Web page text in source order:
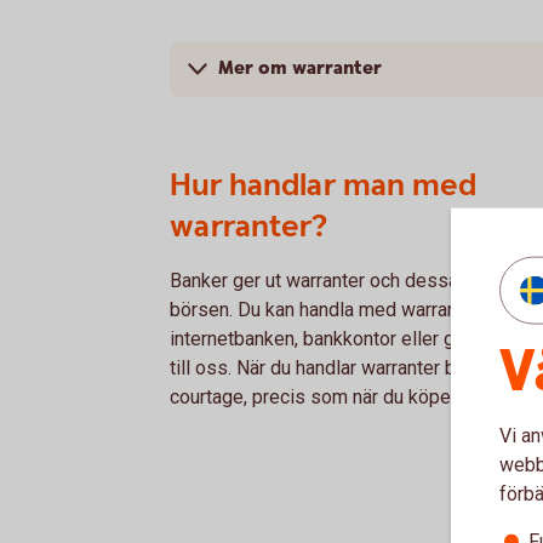
Mer om warranter
Hur handlar man med
warranter?
Banker ger ut warranter och dessa noteras
börsen. Du kan handla med warranter via
internetbanken, bankkontor eller genom att
till oss. När du handlar warranter betalar du
courtage, precis som när du köper en aktie.
Vi